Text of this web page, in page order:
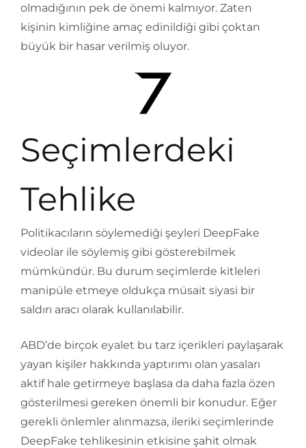
olmadığının pek de önemi kalmıyor. Zaten
kişinin kimliğine amaç edinildiği gibi çoktan
büyük bir hasar verilmiş oluyor.
Seçimlerdeki
Tehlike
Politikacıların söylemediği şeyleri DeepFake
videolar ile söylemiş gibi gösterebilmek
mümkündür. Bu durum seçimlerde kitleleri
manipüle etmeye oldukça müsait siyasi bir
saldırı aracı olarak kullanılabilir.
ABD’de birçok eyalet bu tarz içerikleri paylaşarak
yayan kişiler hakkında yaptırımı olan yasaları
aktif hale getirmeye başlasa da daha fazla özen
gösterilmesi gereken önemli bir konudur. Eğer
gerekli önlemler alınmazsa, ileriki seçimlerinde
DeepFake tehlikesinin etkisine şahit olmak